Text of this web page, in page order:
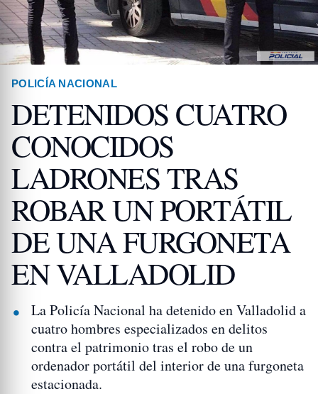
POLICÍA NACIONAL
DETENIDOS CUATRO
CONOCIDOS
LADRONES TRAS
ROBAR UN PORTÁTIL
DE UNA FURGONETA
EN VALLADOLID
La Policía Nacional ha detenido en Valladolid a
cuatro hombres especializados en delitos
contra el patrimonio tras el robo de un
ordenador portátil del interior de una furgoneta
estacionada.